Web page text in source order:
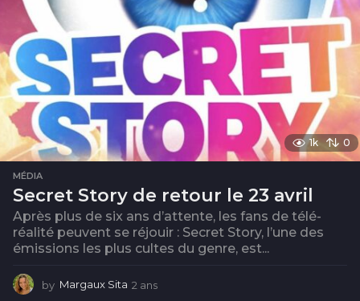
1k 0
MÉDIA
Secret Story de retour le 23 avril
Après plus de six ans d’attente, les fans de télé-
réalité peuvent se réjouir : Secret Story, l’une des
émissions les plus cultes du genre, est...
by Margaux Sita 2 ans